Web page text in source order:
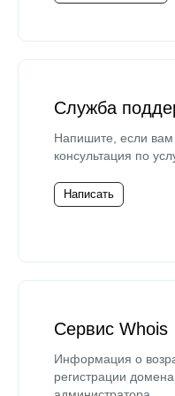
Служба
Напишите, если
консультация по
Написать
Сервис Whois
Информация о
регистрации